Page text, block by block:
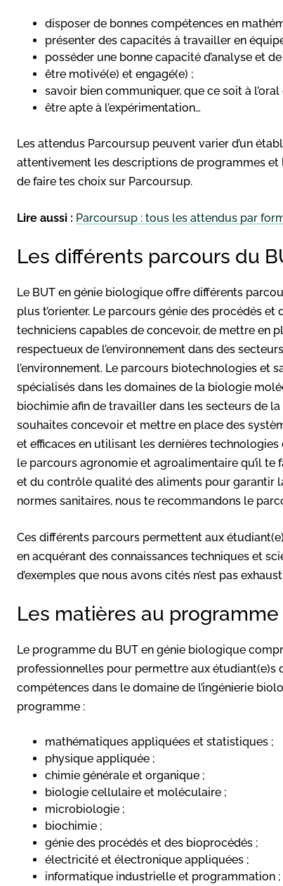
disposer de bonnes compétences en
présenter des capacités à travailler en
posséder une bonne capacité d’analyse et
être motivé(e) et engagé(e) ;
savoir bien communiquer, que ce soit à l’oral
être apte à l’expérimentation…
Les attendus Parcoursup peuvent varier d’un
attentivement les descriptions de programmes
de faire tes choix sur Parcoursup.
Lire aussi : Parcoursup : tous les attendus par
Les différents parcours du
Le BUT en génie biologique offre différents
plus t’orienter. Le parcours génie des procédés
techniciens capables de concevoir, de mettre en
respectueux de l’environnement dans des
l’environnement. Le parcours biotechnologies et
spécialisés dans les domaines de la biologie
biochimie afin de travailler dans les secteurs de
souhaites concevoir et mettre en place des
et efficaces en utilisant les dernières technologies
le parcours agronomie et agroalimentaire qu’il te
et du contrôle qualité des aliments pour garantir
normes sanitaires, nous te recommandons le
Ces différents parcours permettent aux
en acquérant des connaissances techniques et
d’exemples que nous avons cités n’est pas
Les matières au programme
Le programme du BUT en génie biologique
professionnelles pour permettre aux étudiant(e)s
compétences dans le domaine de l’ingénierie
programme :
mathématiques appliquées et statistiques ;
physique appliquée ;
chimie générale et organique ;
biologie cellulaire et moléculaire ;
microbiologie ;
biochimie ;
génie des procédés et des bioprocédés ;
électricité et électronique appliquées ;
informatique industrielle et programmation ;